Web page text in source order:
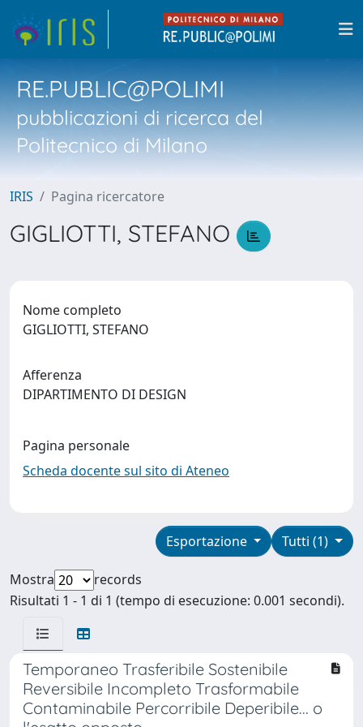
RE.PUBLIC@POLIMI
pubblicazioni di ricerca del
Politecnico di Milano
IRIS Pagina ricercatore
GIGLIOTTI, STEFANO
Nome completo
GIGLIOTTI, STEFANO
Afferenza
DIPARTIMENTO DI DESIGN
Pagina personale
Scheda docente sul sito di Ateneo
Tutti (1)
Esportazione
Mostra
records
Risultati 1 - 1 di 1 (tempo di esecuzione: 0.001 secondi).
Temporaneo Trasferibile Sostenibile
Reversibile Incompleto Trasformabile
Contaminabile Percorribile Deperibile... o